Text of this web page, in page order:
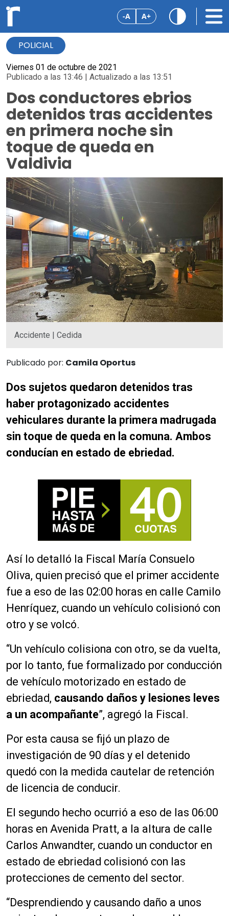
-A A+
POLICIAL
Viernes 01 de octubre de 2021
Publicado a las 13:46 | Actualizado a las 13:51
Dos conductores ebrios
detenidos tras accidentes
en primera noche sin
toque de queda en
Valdivia
Accidente | Cedida
Publicado por: Camila Oportus
Dos sujetos quedaron detenidos tras
haber protagonizado accidentes
vehiculares durante la primera madrugada
sin toque de queda en la comuna. Ambos
conducían en estado de ebriedad.
Así lo detalló la Fiscal María Consuelo
Oliva, quien precisó que el primer accidente
fue a eso de las 02:00 horas en calle Camilo
Henríquez, cuando un vehículo colisionó con
otro y se volcó.
“Un vehículo colisiona con otro, se da vuelta,
por lo tanto, fue formalizado por conducción
de vehículo motorizado en estado de
ebriedad, causando daños y lesiones leves
a un acompañante”, agregó la Fiscal.
Por esta causa se fijó un plazo de
investigación de 90 días y el detenido
quedó con la medida cautelar de retención
de licencia de conducir.
El segundo hecho ocurrió a eso de las 06:00
horas en Avenida Pratt, a la altura de calle
Carlos Anwandter, cuando un conductor en
estado de ebriedad colisionó con las
protecciones de cemento del sector.
“Desprendiendo y causando daño a unos